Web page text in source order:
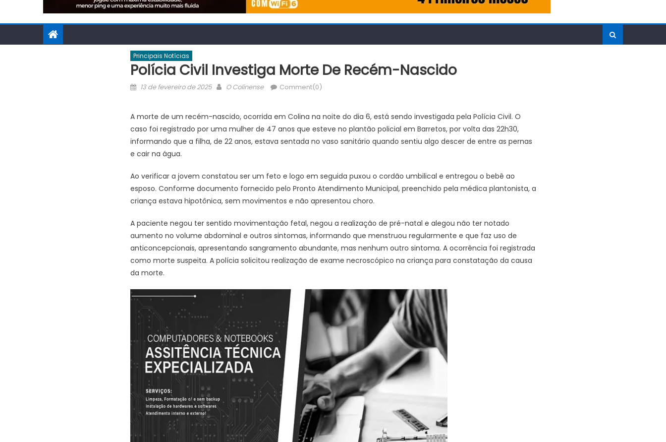
Principais Notícias
Polícia Civil Investiga Morte De Recém-Nascido
Posted
13 de fevereiro de 2025 Author
O Colinense Comment(0)
A morte de um recém-nascido, ocorrida em Colina na noite do dia 6, está sendo investigada pela Polícia Civil. O
caso foi registrado por uma mulher de 47 anos que esteve no plantão policial em Barretos, por volta das 22h30,
informando que a filha, de 22 anos, estava sentada no vaso sanitário quando sentiu algo descer de entre as pernas
e cair na água.
Ao verificar a jovem constatou ser um feto e logo em seguida puxou o cordão umbilical e entregou o bebê ao
esposo. Conforme documento fornecido pelo Pronto Atendimento Municipal, preenchido pela médica plantonista, a
criança estava hipotônica, sem movimentos e não apresentou choro.
A paciente negou ter sentido movimentação fetal, negou a realização de pré-natal e alegou não ter notado
aumento no volume abdominal e outros sintomas, informando que menstruou regularmente e que faz uso de
anticoncepcionais, apresentando sangramento abundante, mas nenhum outro sintoma. A ocorrência foi registrada
como morte suspeita. A polícia solicitou realização de exame necroscópico na criança para constatação da causa
da morte.